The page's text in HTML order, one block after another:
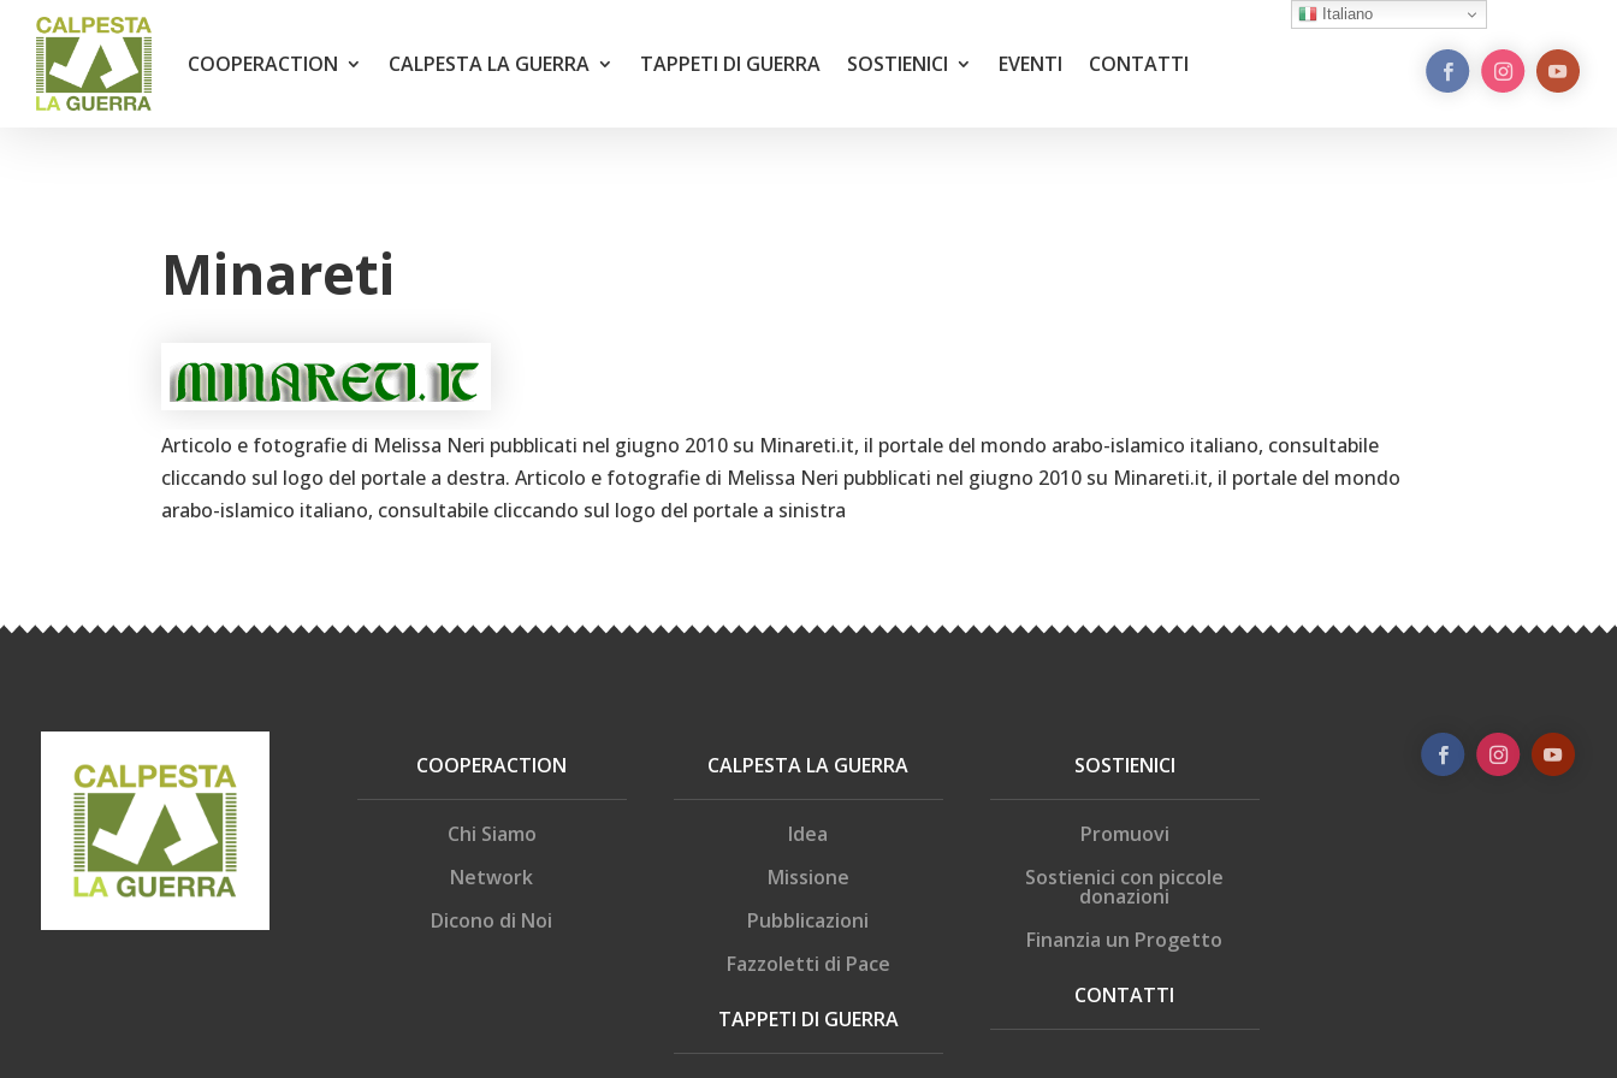
COOPERACTION CALPESTA LA GUERRA TAPPETI DI GUERRA SOSTIENICI EVENTI CONTATTI
Minareti
Articolo e fotografie di Melissa Neri pubblicati nel giugno 2010 su Minareti.it, il portale del mondo arabo-islamico italiano, consultabile
cliccando sul logo del portale a destra. Articolo e fotografie di Melissa Neri pubblicati nel giugno 2010 su Minareti.it, il portale del mondo
arabo-islamico italiano, consultabile cliccando sul logo del portale a sinistra
COOPERACTION
Chi Siamo
Network
Dicono di Noi
CALPESTA LA GUERRA
Idea
Missione
Pubblicazioni
Fazzoletti di Pace
TAPPETI DI GUERRA
SOSTIENICI
Promuovi
Sostienici con piccole
donazioni
Finanzia un Progetto
CONTATTI
Italiano